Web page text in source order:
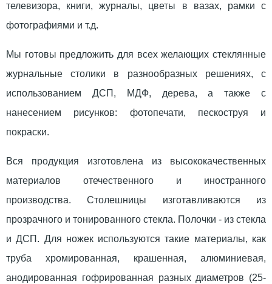
телевизора, книги, журналы, цветы в вазах, рамки с
фотографиями и т.д.
Мы готовы предложить для всех желающих стеклянные
журнальные столики в разнообразных решениях, с
использованием ДСП, МДФ, дерева, а также с
нанесением рисунков: фотопечати, пескоструя и
покраски.
Вся продукция изготовлена из высококачественных
материалов отечественного и иностранного
производства. Столешницы изготавливаются из
прозрачного и тонированного стекла. Полочки - из стекла
и ДСП. Для ножек используются такие материалы, как
труба хромированная, крашенная, алюминиевая,
анодированная гофрированная разных диаметров (25-